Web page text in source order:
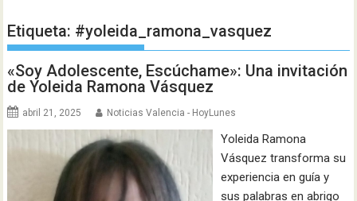
Etiqueta: #yoleida_ramona_vasquez
«Soy Adolescente, Escúchame»: Una invitación
de Yoleida Ramona Vásquez
abril 21, 2025 Noticias Valencia - HoyLunes
Yoleida Ramona
Vásquez transforma su
experiencia en guía y
sus palabras en abrigo